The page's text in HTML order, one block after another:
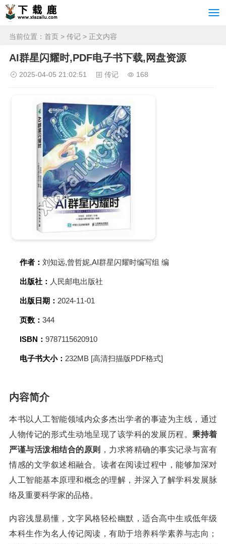
当前位置： 首页 > 传记 > 正文内容
AI群星闪耀时,PDF电子书下载,网盘资源
2025-04-05 21:02:51 传记 168
作者： 刘知远,曾哲妮,AI群星闪耀时编写组 编
出版社： 人民邮电出版社
出版日期： 2024-11-01
页数： 344
ISBN： 9787115620910
电子书大小： 232MB [高清扫描版PDF格式]
内容简介
本书以人工智能领域内众多杰出学者的事迹为主线，通过
人物传记的形式生动地呈现了该学科的发展历程。 秉持着
严谨与活泼相结合的原则
，力求将精确的事实记录与富有
情感的文学叙述相融合。读者在阅读过程中，能够加深对
人工智能基本原理和概念的理解，并深入了解学科发展脉
络及重要科学家的品格。
内容浅显易懂，文字风格轻松幽默，适合高中生或低年级
本科生作为名人传记阅读，有助于培养科学素养与志向；